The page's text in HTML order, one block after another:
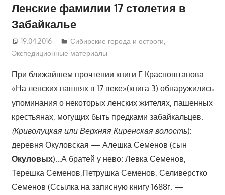
Ленские фамилии 17 столетия в
Забайкалье
19.04.2016 luzgina
Сибирские города и остроги,
Экспедиционные материалы
При ближайшем прочтении книги Г.Красноштанова
«На ленских пашнях в 17 веке»(книга 3) обнаружились
упоминания о некоторых ленских жителях, пашенных
крестьянах, могущих быть предками забайкальцев.
(Криволуцкая или Верхняя Киренская волость):
деревня Окуловская — Алешка Семенов (сын
Окуловых)…А братей у нево: Левка Семенов,
Терешка Семенов,Петрушка Семенов, Селиверстко
Семенов (Ссылка на записную книгу 1688г. —